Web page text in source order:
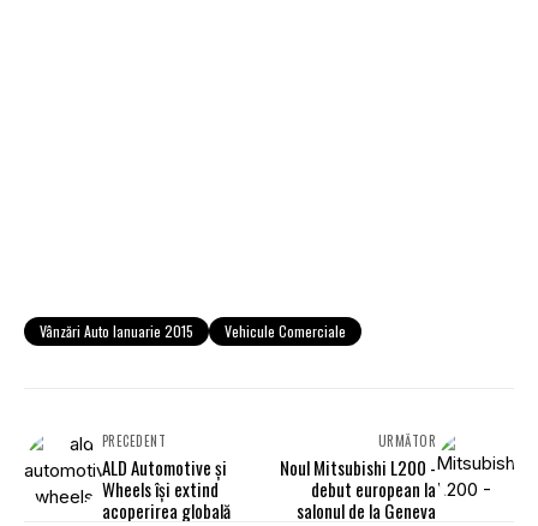
Vânzări Auto Ianuarie 2015 Vehicule Comerciale
PRECEDENT
ALD Automotive şi
Wheels îşi extind
acoperirea globală
URMĂTOR
Noul Mitsubishi L200 -
debut european la
salonul de la Geneva